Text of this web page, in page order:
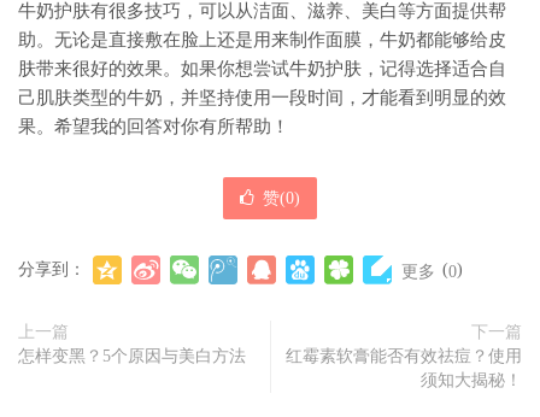
牛奶护肤有很多技巧，可以从洁面、滋养、美白等方面提供帮
助。无论是直接敷在脸上还是用来制作面膜，牛奶都能够给皮
肤带来很好的效果。如果你想尝试牛奶护肤，记得选择适合自
己肌肤类型的牛奶，并坚持使用一段时间，才能看到明显的效
果。希望我的回答对你有所帮助！
赞(0)
分享到： 更多 (0)
上一篇
怎样变黑？5个原因与美白方法
下一篇
红霉素软膏能否有效祛痘？使用
须知大揭秘！